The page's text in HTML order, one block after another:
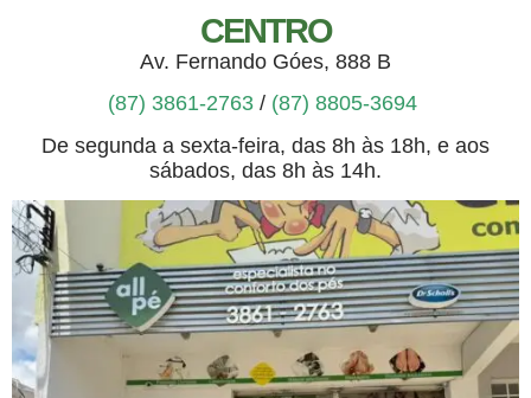
CENTRO
Av. Fernando Góes, 888 B
(87) 3861-2763 / (87) 8805-3694
De segunda a sexta-feira, das 8h às 18h, e aos
sábados, das 8h às 14h.